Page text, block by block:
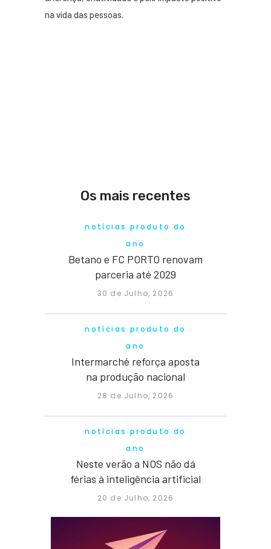
na vida das pessoas.
Os mais recentes
notícias produto do
ano
Betano e FC PORTO renovam
parceria até 2029
30 de Julho, 2026
notícias produto do
ano
Intermarché reforça aposta
na produção nacional
28 de Julho, 2026
notícias produto do
ano
Neste verão a NOS não dá
férias à inteligência artificial
20 de Julho, 2026